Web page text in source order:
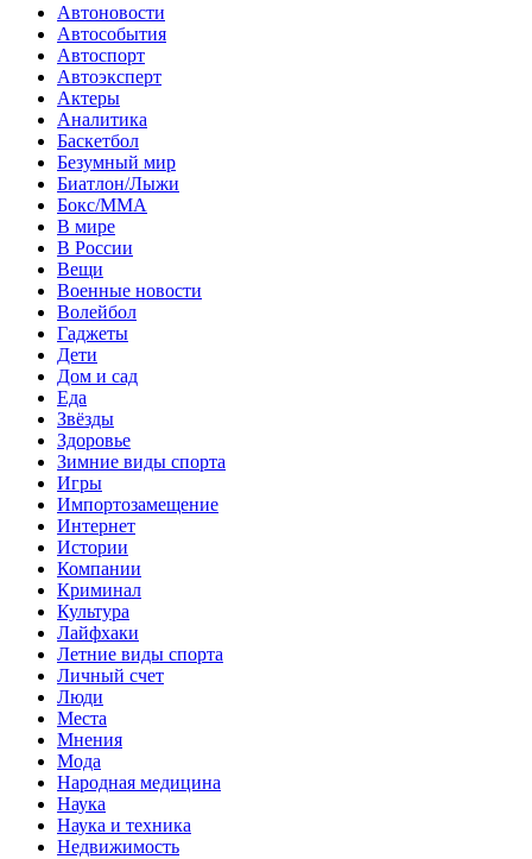
Автоновости
Автособытия
Автоспорт
Автоэксперт
Актеры
Аналитика
Баскетбол
Безумный мир
Биатлон/Лыжи
Бокс/MMA
В мире
В России
Вещи
Военные новости
Волейбол
Гаджеты
Дети
Дом и сад
Еда
Звёзды
Здоровье
Зимние виды спорта
Игры
Импортозамещение
Интернет
Истории
Компании
Криминал
Культура
Лайфхаки
Летние виды спорта
Личный счет
Люди
Места
Мнения
Мода
Народная медицина
Наука
Наука и техника
Недвижимость